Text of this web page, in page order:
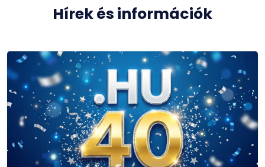
Hírek és információk